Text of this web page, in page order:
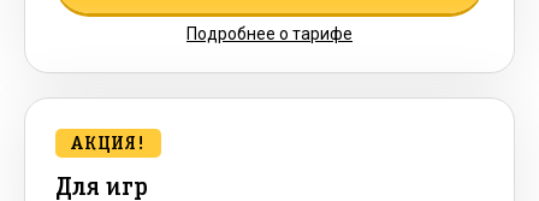
Подробнее о тарифе
Для игр
АКЦИЯ!